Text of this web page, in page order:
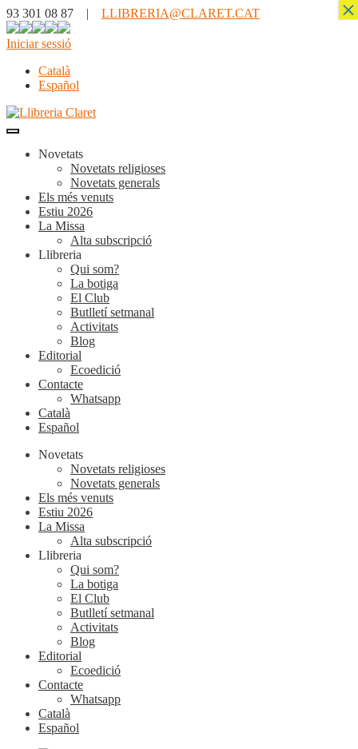
93 301 08 87 | LLIBRERIA@CLARET.CAT
Iniciar sessió
Català
Español
Novetats
Novetats religioses
Novetats generals
Els més venuts
Estiu 2026
La Missa
Alta subscripció
Llibreria
Qui som?
La botiga
El Club
Butlletí setmanal
Activitats
Blog
Editorial
Ecoedició
Contacte
Whatsapp
Català
Español
Novetats
Novetats religioses
Novetats generals
Els més venuts
Estiu 2026
La Missa
Alta subscripció
Llibreria
Qui som?
La botiga
El Club
Butlletí setmanal
Activitats
Blog
Editorial
Ecoedició
Contacte
Whatsapp
Català
Español
×